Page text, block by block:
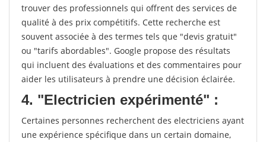
trouver des professionnels qui offrent des services de
qualité à des prix compétitifs. Cette recherche est
souvent associée à des termes tels que "devis gratuit"
ou "tarifs abordables". Google propose des résultats
qui incluent des évaluations et des commentaires pour
aider les utilisateurs à prendre une décision éclairée.
4. "Electricien expérimenté" :
Certaines personnes recherchent des electriciens ayant
une expérience spécifique dans un certain domaine,